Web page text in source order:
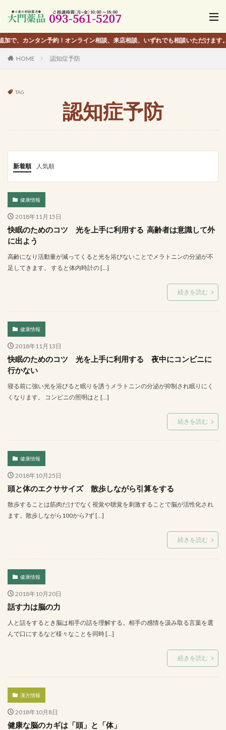
約！オンライン相談、来店相談、いずれでも相談いただけます。
HOME 認知症予防
TAG
認知症予防
新着順 人気順
健康情報
2018年11月15日
快眠のためのコツ 光を上手に利用する 高齢者は意識して外
に出よう
高齢になり活動量が減ってくると光を浴びないことでメラトニンの分泌が不
足してきます。 すると体内時計の […]
続きを読む
健康情報
2018年11月13日
快眠のためのコツ 光を上手に利用する 夜中にコンビニに
行かない
寝る前に強い光を浴びると眠りを誘うメラトニンの分泌が抑制され眠りにく
くなります。 コンビニの照明はと […]
続きを読む
健康情報
2018年10月25日
頭と体のエクササイズ 散歩しながら引算をする
散歩することは筋肉だけでなく視覚や聴覚を刺激することで脳が活性化され
ます。散歩しながら100から7ず […]
続きを読む
健康情報
2018年10月20日
話す力は脳の力
人と話をするとき脳は相手の話を理解する。相手の感情を汲み取る言葉を選
んで口にするなど様々なことを同時 […]
続きを読む
漢方情報
2018年10月8日
健康な脳のカギは「頭」と「体」